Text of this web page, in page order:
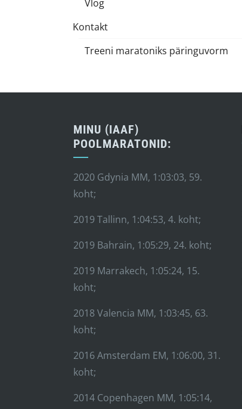
Vlog
Kontakt
Treeni maratoniks päringuvorm
MINU (IAAF)
POOLMARATONID:
2020 Gdynia MM, 1:03:03, 59.
koht;
2019 Tallinn, 1:04:53, 4. koht;
2019 Bahrain, 1:05:29, 24. koht;
2019 Marrakech, 1:05:24, 15.
koht;
2018 Valencia MM, 1:03:45, 63.
koht;
2016 Amsterdam EM, 1:06:00, 31.
koht;
2014 Copenhagen MM, 1:05:14,